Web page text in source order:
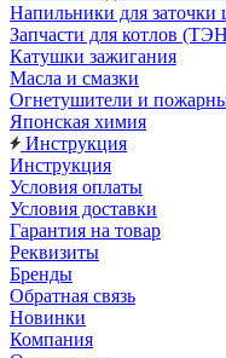
Напильники для заточки
Запчасти для котлов
Катушки зажигания
Масла и смазки
Огнетушители и
Японская химия
Инструкция
Инструкция
Условия оплаты
Условия доставки
Гарантия на товар
Реквизиты
Бренды
Обратная связь
Новинки
Компания